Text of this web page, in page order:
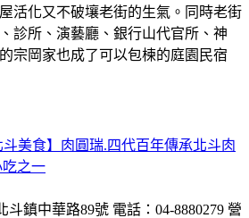
活化又不破壤老街的生氣。同時老街
診所、演藝廳、銀行山代官所、神
宗岡家也成了可以包楝的庭園民宿
斗美食】肉圓瑞.四代百年傳承北斗肉
吃之一
斗鎮中華路89號 電話：04-8880279 營